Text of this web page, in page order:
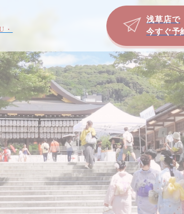
・
浅草店で
今すぐ予